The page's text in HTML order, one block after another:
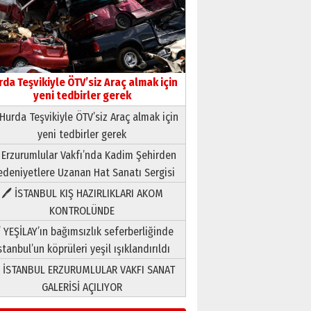
Teşvikiyle ÖTV’siz Araç almak için
yeni tedbirler gerek
Teşvikiyle ÖTV’siz Araç almak için
yeni tedbirler gerek
Vakfı’nda Kadim Şehirden
Uzanan Hat Sanatı Sergisi
🖊 İSTANBUL KIŞ HAZIRLIKLARI AKOM
KONTROLÜNDE
bağımsızlık seferberliğinde
köprüleri yeşil ışıklandırıldı
ERZURUMLULAR VAKFI SANAT
GALERİSİ AÇILIYOR
Neşat YALÇIN
Paranın Aile Kültüründeki Yeri
03 Ağustos 2026 Pazartesi
Yıldırım Gündoğdu
HAVVA’NIN ÜÇ KIZI
09 Temmuz 2026 Perşembe
Yusuf POLAT
Şampiyonluk Sebahattin
Şirin’e yazar